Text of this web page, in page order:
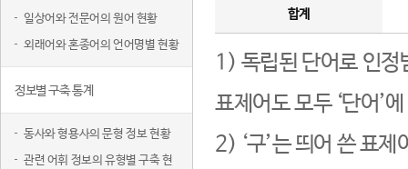
일상어와 전문어의 원어 현황
외래어와 혼종어의 언어명별 현황
정보별 구축 통계
동사와 형용사의 문형 정보 현황
관련 어휘 정보의 유형별 구축 현
합계
1) 독립된 단어로 인정
표제어도 모두 ‘단어’
2) ‘구’는 띄어 쓴 표